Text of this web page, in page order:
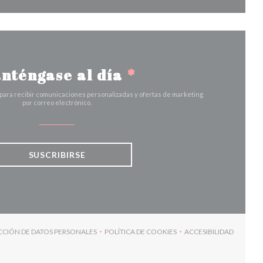
al día *
recibir comunicaciones personalizadas y ofertas de marketing
por correo electrónico.
SUSCRIBIRSE
DE DATOS PERSONALES
((ABRE EN UNA NUEVA VENTANA))
POLÍTICA DE COOKIES
((ABRE EN UNA NUEVA VENTANA))
ACCESIBILIDAD
((ABRE EN UNA